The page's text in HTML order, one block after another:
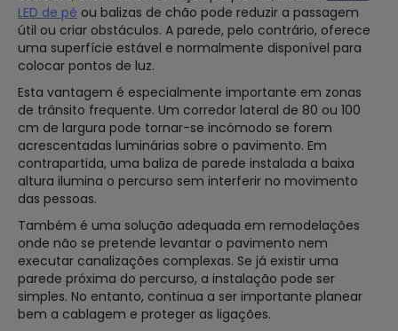
LED de pé ou balizas de chão pode reduzir a passagem
útil ou criar obstáculos. A parede, pelo contrário, oferece
uma superfície estável e normalmente disponível para
colocar pontos de luz.
Esta vantagem é especialmente importante em zonas
de trânsito frequente. Um corredor lateral de 80 ou 100
cm de largura pode tornar-se incómodo se forem
acrescentadas luminárias sobre o pavimento. Em
contrapartida, uma baliza de parede instalada a baixa
altura ilumina o percurso sem interferir no movimento
das pessoas.
Também é uma solução adequada em remodelações
onde não se pretende levantar o pavimento nem
executar canalizações complexas. Se já existir uma
parede próxima do percurso, a instalação pode ser
simples. No entanto, continua a ser importante planear
bem a cablagem e proteger as ligações.